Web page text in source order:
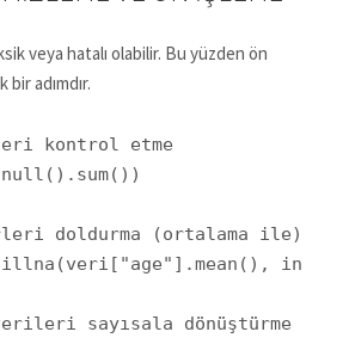
veya hatalı olabilir. Bu yüzden ön
adımdır.
kontrol etme
doldurma (ortalama ile)
sayısala dönüştürme